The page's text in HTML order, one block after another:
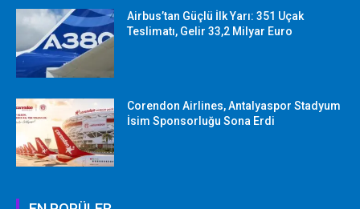
Airbus’tan Güçlü İlk Yarı: 351 Uçak
Teslimatı, Gelir 33,2 Milyar Euro
Corendon Airlines, Antalyaspor Stadyum
İsim Sponsorluğu Sona Erdi